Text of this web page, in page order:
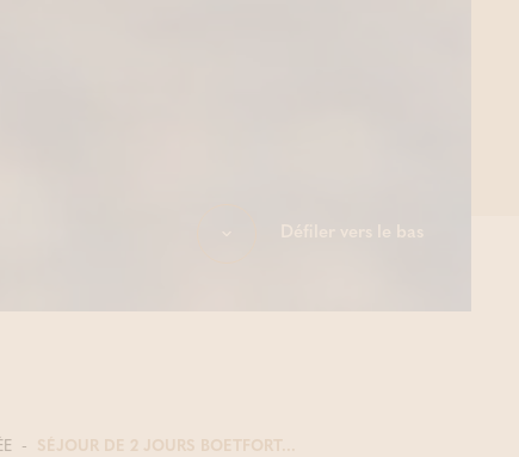
Défiler vers le bas
SÉJOUR DE 2 JOURS BOETFORT...